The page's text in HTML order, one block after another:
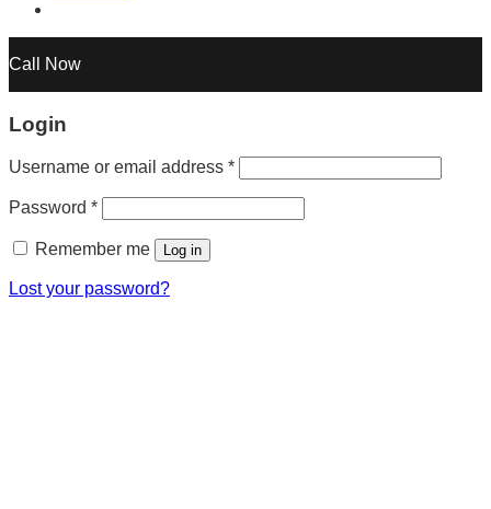
Call Now
Login
Username or email address *
Password *
Remember me Log in
Lost your password?